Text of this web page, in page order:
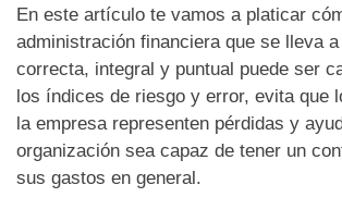
En este artículo te vamos a platicar
administración financiera que se lleva
correcta, integral y puntual puede ser
los índices de riesgo y error, evita que
la empresa representen pérdidas y
organización sea capaz de tener un
sus gastos en general.